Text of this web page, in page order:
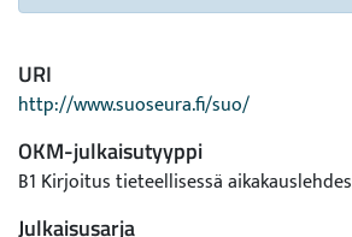
URI
http://www.suoseura.fi/suo/
OKM-julkaisutyyppi
B1 Kirjoitus tieteellisessä
Julkaisusarja